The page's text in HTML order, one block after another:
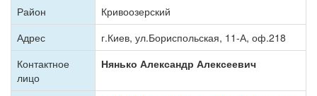
Район
Кривоозерский
Адрес
г.Киев, ул.Бориспольская, 11-А, оф.218
Контактное
лицо
Нянько Александр Алексеевич